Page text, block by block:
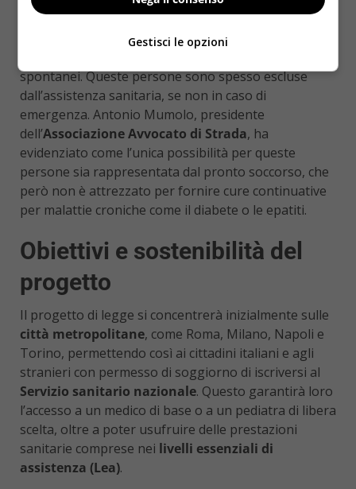
persone che vivono in situazioni di precarietà è ben
più alta. Oltre ai senza tetto, si contano anche coloro
spontanei. Queste persone sono spesso escluse
dall’assistenza sanitaria, se non in caso di
emergenza. Antonio Mumolo, presidente
dell’Associazione Avvocato di Strada, ha
evidenziato come l’unica possibilità per queste
persone sia rappresentata dal pronto soccorso, che
però non è attrezzato per fornire cure continuative
per malattie croniche come il diabete o le epatiti.
Obiettivi e sostenibilità del
progetto
Il progetto di legge si concentrerà inizialmente sulle
città metropolitane, come Roma, Milano, Napoli e
Torino, permettendo così ai cittadini italiani e agli
stranieri con permesso di soggiorno di iscriversi al
Servizio sanitario nazionale. Questo garantirà loro
l’accesso a un medico di base o a un pediatra di libera
scelta, oltre a poter usufruire delle prestazioni
sanitarie comprese nei livelli essenziali di
assistenza (Lea).
Gestisci le opzioni